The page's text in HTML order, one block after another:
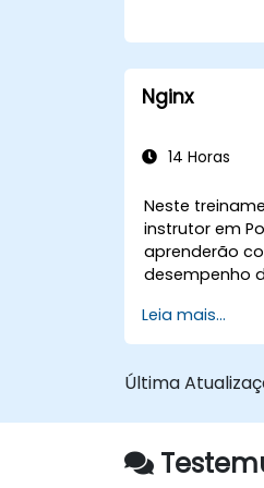
Nginx
14 Horas
Neste
instrutor em
aprenderão
desempenho
solucionam
com várias
configurar os
obter o valor
Leia mais...
Última